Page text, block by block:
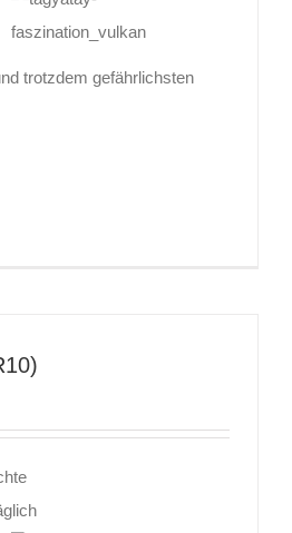
trotzdem gefährlichsten